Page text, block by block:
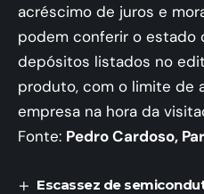
acréscimo de juros e
podem conferir o estado
depósitos listados no
produto, com o limite de
empresa na hora da
Fonte: Pedro Cardoso,
Escassez de